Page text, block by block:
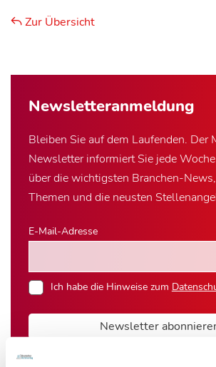
Newsletter­anmeldung
Bleiben Sie auf dem Laufenden. Der
Newsletter informiert Sie jede
über die wichtigsten Branchen-
Themen und die neusten
E-Mail-Adresse
Ich habe die Hinweise zum
Newsletter
* Pflichtfeld
Zur Übersicht